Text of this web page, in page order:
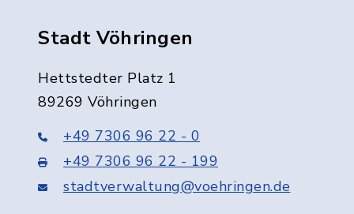
Stadt Vöhringen
Hettstedter Platz 1
89269 Vöhringen
+49 7306 96 22 - 0
+49 7306 96 22 - 199
stadtverwaltung@voehringen.de